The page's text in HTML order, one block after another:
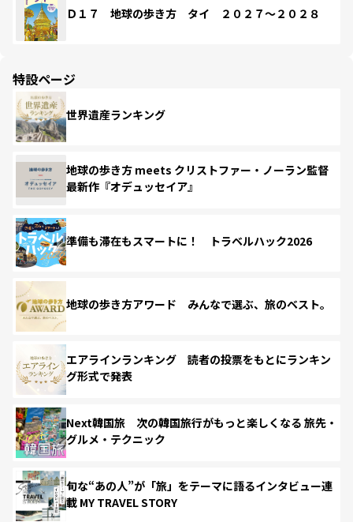
Ｄ１７ 地球の歩き方 タイ ２０２７～２０２８
特設ページ
世界遺産ランキング
地球の歩き方 meets クリストファー・ノーラン監督
最新作『オデュッセイア』
準備も滞在もスマートに！ トラベルハック2026
地球の歩き方アワード みんなで選ぶ、旅のベスト。
エアラインランキング 読者の投票をもとにランキン
グ形式で発表
Next韓国旅 次の韓国旅行がもっと楽しくなる 旅先・
グルメ・テクニック
旬な“あの人”が「旅」をテーマに語るインタビュー連
載 MY TRAVEL STORY